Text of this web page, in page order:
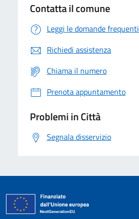
Contatta il comune
Leggi le domande frequenti
Richiedi assistenza
Chiama il numero
Prenota appuntamento
Problemi in Città
Segnala disservizio